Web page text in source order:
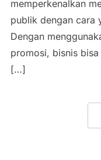
memperkenalkan
publik dengan cara
Dengan
promosi, bisnis
[…]